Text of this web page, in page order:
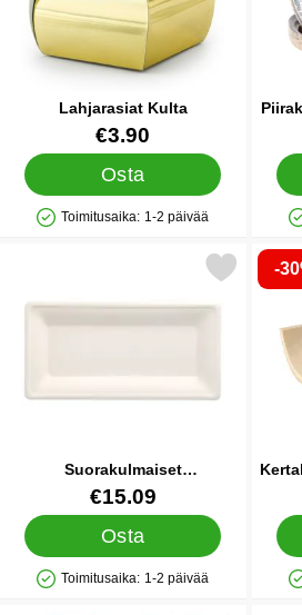
Lahjarasiat Kulta
Tuote.nro 21590
€3.90
Osta
Saatavuus: Varastossa
Toimitusaika: 1-2 päivää
Suorakulmaiset
Kertakäyttölautaset
Sokeriruoko 26cm 50 kpl
Tuote.nro 85008
€15.09
Osta
Saatavuus: Varastossa
Toimitusaika: 1-2 päivää
Kertakäyttölautaset -